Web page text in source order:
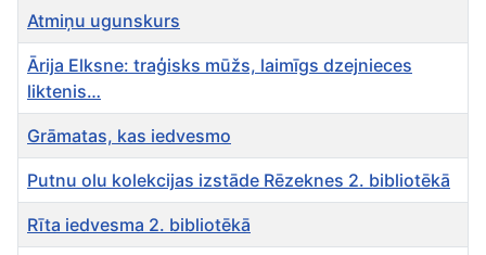
Atmiņu ugunskurs
Ārija Elksne: traģisks mūžs, laimīgs dzejnieces
liktenis…
Grāmatas, kas iedvesmo
Putnu olu kolekcijas izstāde Rēzeknes 2. bibliotēkā
Rīta iedvesma 2. bibliotēkā